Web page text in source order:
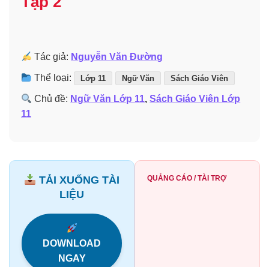
Tác giả: Nguyễn Văn Đường
Thể loại: Lớp 11 Ngữ Văn Sách Giáo Viên
Chủ đề: Ngữ Văn Lớp 11,Sách Giáo Viên Lớp
11
TẢI XUỐNG TÀI
LIỆU
DOWNLOAD
NGAY
QUẢNG CÁO / TÀI TRỢ